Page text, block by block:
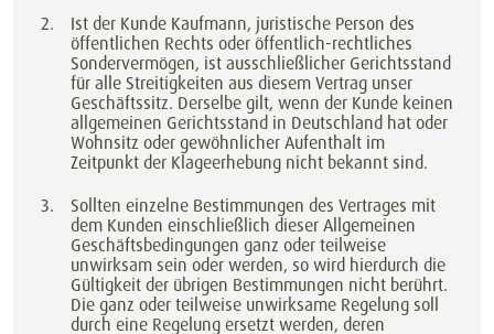
Ist der Kunde Kaufmann, juristische Person des
öffentlichen Rechts oder öffentlich-rechtliches
Sondervermögen, ist ausschließlicher Gerichtsstand
für alle Streitigkeiten aus diesem Vertrag unser
Geschäftssitz. Derselbe gilt, wenn der Kunde keinen
allgemeinen Gerichtsstand in Deutschland hat oder
Wohnsitz oder gewöhnlicher Aufenthalt im
Zeitpunkt der Klageerhebung nicht bekannt sind.
Sollten einzelne Bestimmungen des Vertrages mit
dem Kunden einschließlich dieser Allgemeinen
Geschäftsbedingungen ganz oder teilweise
unwirksam sein oder werden, so wird hierdurch die
Gültigkeit der übrigen Bestimmungen nicht berührt.
Die ganz oder teilweise unwirksame Regelung soll
durch eine Regelung ersetzt werden, deren